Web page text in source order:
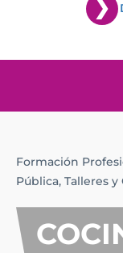
Formación
Pública, Talleres y